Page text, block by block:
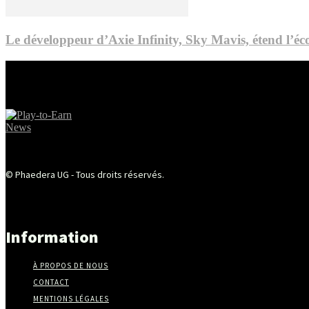
Le développeur d’Axie Infinity, Sky Mavis, étend
© Phaedera UG - Tous droits réservés.
Information
À PROPOS DE NOUS
CONTACT
MENTIONS LÉGALES